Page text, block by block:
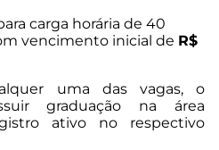
carga horária de 40
vencimento inicial de R$
uma das vagas, o
graduação na área
ativo no respectivo